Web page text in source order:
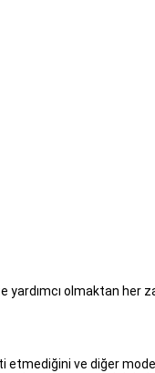
olmaktan her
ve diğer